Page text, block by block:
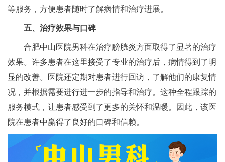
等服务，方便患者随时了解病情和治疗进展。
五、治疗效果与口碑
合肥中山医院男科在治疗膀胱炎方面取得了显著的治疗
效果。许多患者在这里接受了专业的治疗后，病情得到了明
显的改善。医院还定期对患者进行回访，了解他们的康复情
况，并根据需要进行进一步的指导和治疗。这种全程跟踪的
服务模式，让患者感受到了更多的关怀和温暖。因此，该医
院在患者中赢得了良好的口碑和信赖。